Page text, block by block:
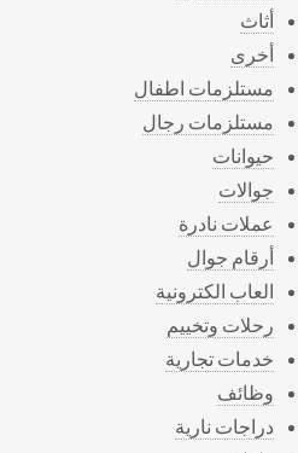
أثاث
أخرى
مستلزمات اطفال
مستلزمات رجال
حيوانات
جوالات
عملات نادرة
أرقام جوال
العاب الكترونية
رحلات وتخييم
خدمات تجارية
وظائف
دراجات نارية